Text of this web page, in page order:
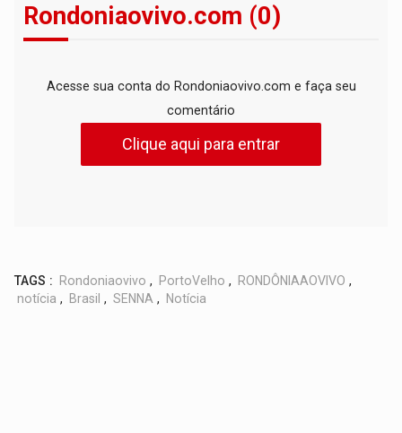
Rondoniaovivo.com (0)
Acesse sua conta do Rondoniaovivo.com e faça seu
comentário
Clique aqui para entrar
TAGS : Rondoniaovivo , PortoVelho , RONDÔNIAAOVIVO ,
notícia , Brasil , SENNA , Notícia